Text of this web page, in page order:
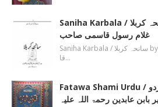
Saniha Karbala / سانحہ کربلا by شیخ الحدیث مولانا
غلام رسول قاسمی صاحب
Saniha Karbala / سانحہ کربلا by شیخ الحدیث مولانا غلام رسول
قا…
Fatawa Shami Urdu / فتاویٰ شامی اردوby امام
عابدین رحمۃ اللہ علیہ